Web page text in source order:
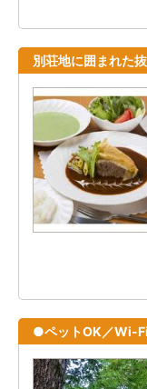
別荘地に囲まれた
●ペットOK／Wi-